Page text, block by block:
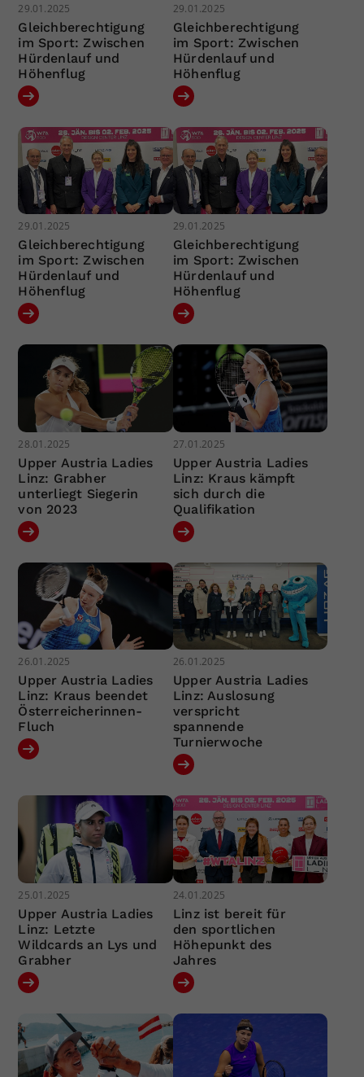
29.01.2025
Gleichberechtigung
im Sport: Zwischen
Hürdenlauf und
Höhenflug
29.01.2025
Gleichberechtigung
im Sport: Zwischen
Hürdenlauf und
Höhenflug
29.01.2025
Gleichberechtigung
im Sport: Zwischen
Hürdenlauf und
Höhenflug
29.01.2025
Gleichberechtigung
im Sport: Zwischen
Hürdenlauf und
Höhenflug
28.01.2025
Upper Austria Ladies
Linz: Grabher
unterliegt Siegerin
von 2023
27.01.2025
Upper Austria Ladies
Linz: Kraus kämpft
sich durch die
Qualifikation
26.01.2025
Upper Austria Ladies
Linz: Kraus beendet
Österreicherinnen-
Fluch
26.01.2025
Upper Austria Ladies
Linz: Auslosung
verspricht
spannende
Turnierwoche
25.01.2025
Upper Austria Ladies
Linz: Letzte
Wildcards an Lys und
Grabher
24.01.2025
Linz ist bereit für
den sportlichen
Höhepunkt des
Jahres